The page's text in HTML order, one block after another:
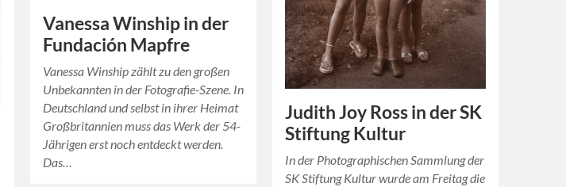
Vanessa Winship in der
Fundación Mapfre
Vanessa Winship zählt zu den großen
Unbekannten in der Fotografie-Szene. In
Deutschland und selbst in ihrer Heimat
Großbritannien muss das Werk der 54-
Jährigen erst noch entdeckt werden.
Das…
Judith Joy Ross in der SK
Stiftung Kultur
In der Photographischen Sammlung der
SK Stiftung Kultur wurde am Freitag die